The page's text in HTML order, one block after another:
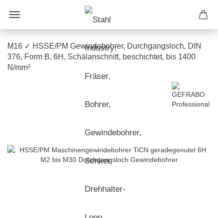
M16 ✓ HSSE/PM Gewindebohrer, Durchgangsloch, DIN
376, Form B, 6H, Schälanschnitt, beschichtet, bis 1400
N/mm²